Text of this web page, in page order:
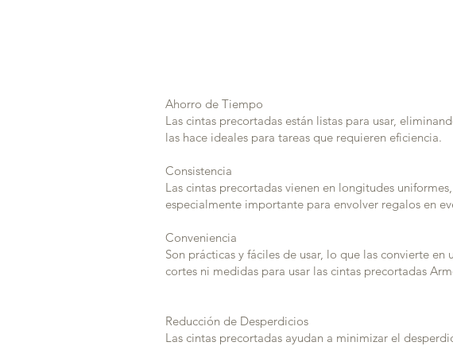
Ahorro de Tiempo
Las cintas precortadas están listas para usar,
las hace ideales para tareas que requieren eficiencia.
Consistencia
Las cintas precortadas vienen en longitudes
especialmente importante para envolver regalos en
Conveniencia
Son prácticas y fáciles de usar, lo que las convierte
cortes ni medidas para usar las cintas precortadas
Reducción de Desperdicios
Las cintas precortadas ayudan a minimizar el